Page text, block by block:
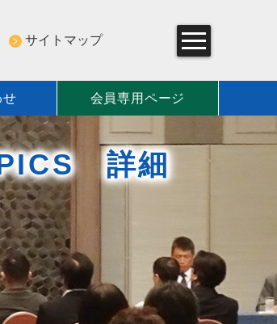
サイトマップ
せ 会員専用ページ
詳細